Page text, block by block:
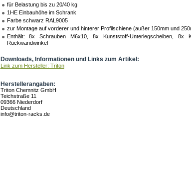
für Belastung bis zu 20/40 kg
1HE Einbauhöhe im Schrank
Farbe schwarz RAL9005
zur Montage auf vorderer und hinterer Profilschiene (außer 150mm und
Enthält: 8x Schrauben M6x10, 8x Kunststoff-Unterlegscheiben,
Rückwandwinkel
Downloads, Informationen und Links zum Artikel:
Link zum Hersteller: Triton
Herstellerangaben:
Triton Chemnitz GmbH
Teichstraße 11
09366 Niederdorf
Deutschland
info@triton-racks.de